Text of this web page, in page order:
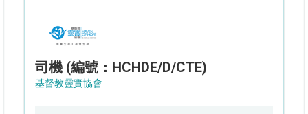
司機 (編號：HCHDE/D/CTE)
基督教靈實協會